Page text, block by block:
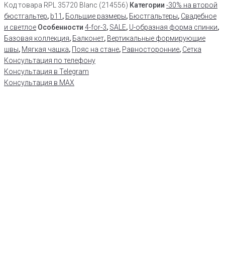
Код товара RPL 35720 Blanc (214556) Категории -30% на второй
бюстгальтер, b11 , Большие размеры, Бюстгальтеры, Свадебное
и светлое Особенности 4-for-3, SALE, U-образная форма спинки,
Базовая коллекция, Балконет, Вертикальные формирующие
швы, Мягкая чашка, Пояс на стане, Равносторонние, Сетка
Консультация по телефону
Консультация в Telegram
Консультация в MAX